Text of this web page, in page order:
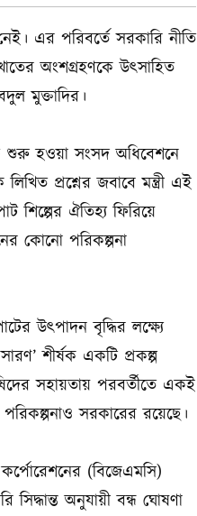
এর পরিবর্তে সরকারি নীতি
অংশগ্রহণকে উৎসাহিত
মুক্তাদির।
শুরু হওয়া সংসদ অধিবেশনে
প্রশ্নের জবাবে মন্ত্রী এই
শিল্পের ঐতিহ্য ফিরিয়ে
কোনো পরিকল্পনা
উৎপাদন বৃদ্ধির লক্ষ্যে
শীর্ষক একটি প্রকল্প
সহায়তায় পরবর্তীতে একই
সরকারের রয়েছে।
(বিজেএমসি)
অনুযায়ী বন্ধ ঘোষণা